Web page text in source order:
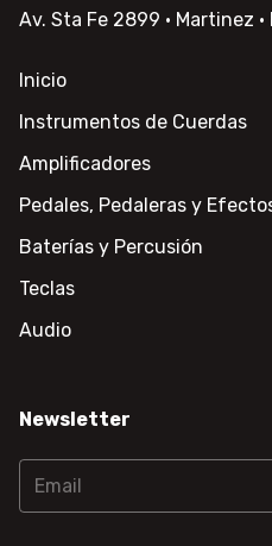
Av. Sta Fe 2899 · Martinez
Inicio
Instrumentos de Cuerdas
Amplificadores
Pedales, Pedaleras y
Baterías y Percusión
Teclas
Audio
Newsletter